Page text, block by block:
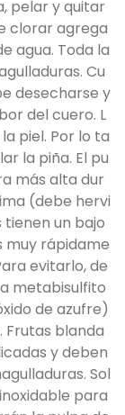
pelar y quitar
clorar agrega
agua. Toda la
Cu
desecharse y
del cuero. L
piel. Por lo ta
la piña. El pu
más alta dur
(debe hervi
un bajo
muy rápidame
evitarlo, de
metabisulfito
de azufre)
Frutas blanda
y deben
Sol
para